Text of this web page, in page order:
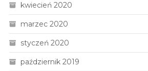
kwiecień 2020
marzec 2020
styczeń 2020
październik 2019